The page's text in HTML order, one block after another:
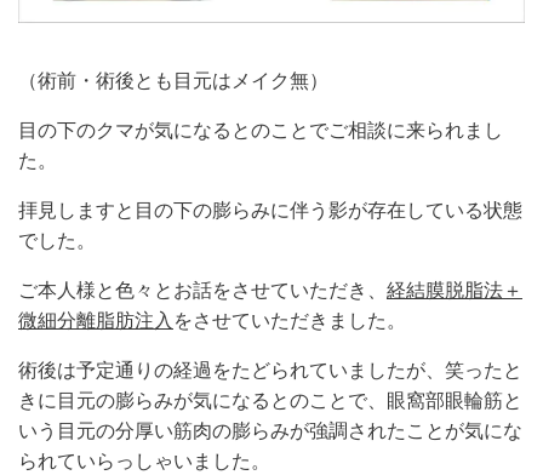
（術前・術後とも目元はメイク無）
目の下のクマが気になるとのことでご相談に来られまし
た。
拝見しますと目の下の膨らみに伴う影が存在している状態
でした。
ご本人様と色々とお話をさせていただき、 経結膜脱脂法＋
微細分離脂肪注入 をさせていただきました。
術後は予定通りの経過をたどられていましたが、笑ったと
きに目元の膨らみが気になるとのことで、眼窩部眼輪筋と
いう目元の分厚い筋肉の膨らみが強調されたことが気にな
られていらっしゃいました。